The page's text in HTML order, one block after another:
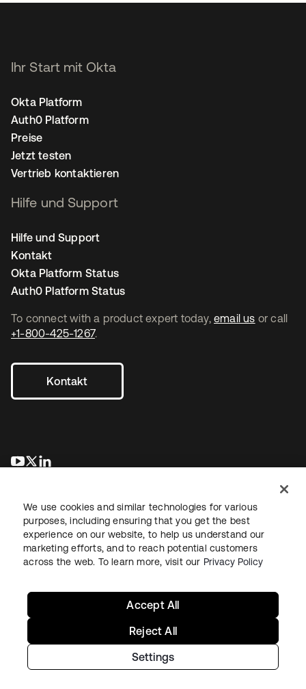
To connect with a product expert today, email us or call
+1-800-425-1267.
Kontakt
wird in einer neuen Registerkarte geöffnet
wird in einer neuen Registerkarte geöffnet
Ihr Start mit Okta
Okta Platform
Auth0 Platform
Preise
Jetzt testen
Vertrieb kontaktieren
Hilfe und Support
Hilfe und Support
Kontakt
Okta Platform Status
Auth0 Platform Status
RechtDatenschutzrichtlinieNutzungsbedingungenSicherheit
Copyright © 2026 Okta. Alle Rechte vorbehalten.
We use cookies and similar technologies for various
purposes, including ensuring that you get the best
experience on our website, to help us understand our
marketing efforts, and to reach potential customers
across the web. To learn more, visit our Privacy Policy
Settings
Reject All
Accept All